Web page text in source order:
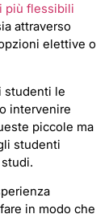
più flessibili
attraverso
elettive o
studenti le
intervenire
piccole ma
studenti
in modo che